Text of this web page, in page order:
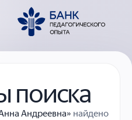
поиска
Андреевна» найдено